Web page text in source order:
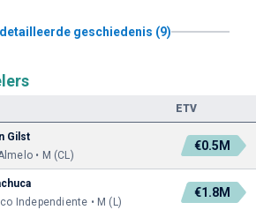
geschiedenis (9)
ETV
Gilst
• M (CL)
€0.5M
Independiente • M (L)
€1.8M